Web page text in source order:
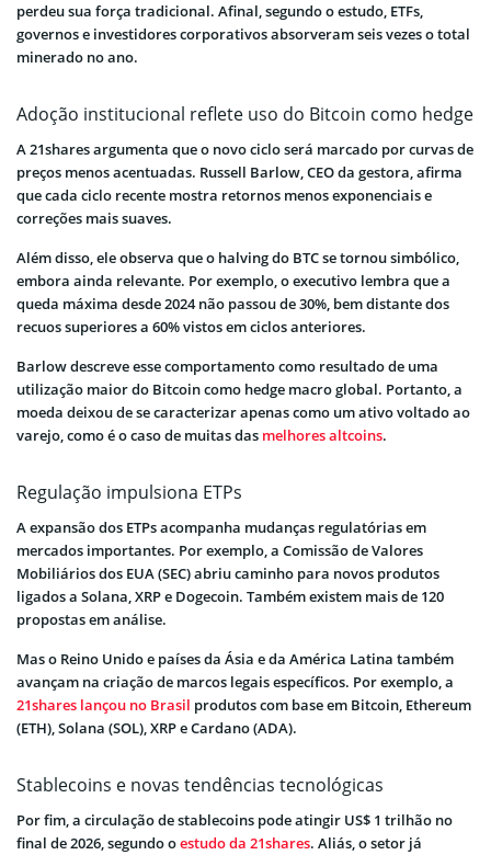
perdeu sua força tradicional. Afinal, segundo o estudo, ETFs,
governos e investidores corporativos absorveram seis vezes o total
minerado no ano.
Adoção institucional reflete uso do Bitcoin como hedge
A 21shares argumenta que o novo ciclo será marcado por curvas de
preços menos acentuadas. Russell Barlow, CEO da gestora, afirma
que cada ciclo recente mostra retornos menos exponenciais e
correções mais suaves.
Além disso, ele observa que o halving do BTC se tornou simbólico,
embora ainda relevante. Por exemplo, o executivo lembra que a
queda máxima desde 2024 não passou de 30%, bem distante dos
recuos superiores a 60% vistos em ciclos anteriores.
Barlow descreve esse comportamento como resultado de uma
utilização maior do Bitcoin como hedge macro global. Portanto, a
moeda deixou de se caracterizar apenas como um ativo voltado ao
varejo, como é o caso de muitas das melhores altcoins.
Regulação impulsiona ETPs
A expansão dos ETPs acompanha mudanças regulatórias em
mercados importantes. Por exemplo, a Comissão de Valores
Mobiliários dos EUA (SEC) abriu caminho para novos produtos
ligados a Solana, XRP e Dogecoin. Também existem mais de 120
propostas em análise.
Mas o Reino Unido e países da Ásia e da América Latina também
avançam na criação de marcos legais específicos. Por exemplo, a
21shares lançou no Brasil produtos com base em Bitcoin, Ethereum
(ETH), Solana (SOL), XRP e Cardano (ADA).
Stablecoins e novas tendências tecnológicas
Por fim, a circulação de stablecoins pode atingir US$ 1 trilhão no
final de 2026, segundo oestudo da 21shares. Aliás, o setor já